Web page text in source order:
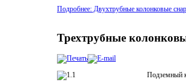
Подробнее: Двухтрубные колонковые
Трехтрубные
Подземный